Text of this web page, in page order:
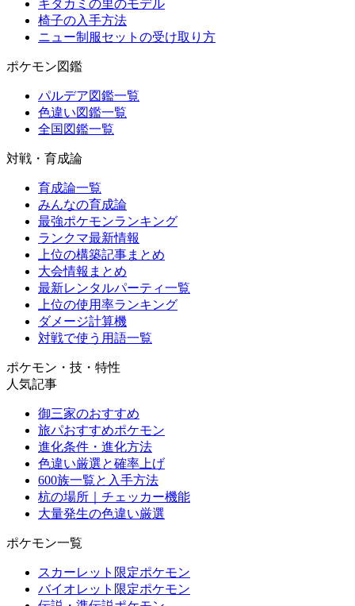
キタカミの里のモデル
椅子の入手方法
ニュー制服セットの受け取り方
ポケモン図鑑
パルデア図鑑一覧
色違い図鑑一覧
全国図鑑一覧
対戦・育成論
育成論一覧
みんなの育成論
最強ポケモンランキング
ランクマ最新情報
上位の構築記事まとめ
大会情報まとめ
最新レンタルパーティ一覧
上位の使用率ランキング
ダメージ計算機
対戦で使う用語一覧
ポケモン・技・特性
人気記事
御三家のおすすめ
旅パおすすめポケモン
進化条件・進化方法
色違い厳選と確率上げ
600族一覧と入手方法
杭の場所｜チェッカー機能
大量発生の色違い厳選
ポケモン一覧
スカーレット限定ポケモン
バイオレット限定ポケモン